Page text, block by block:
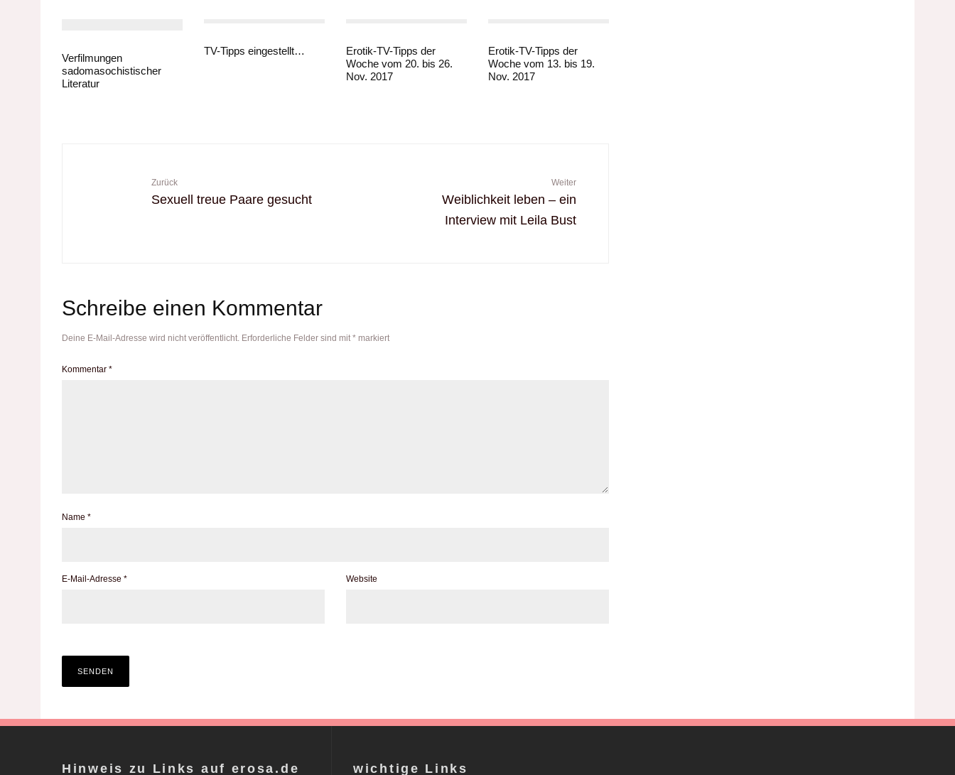
Verfilmungen
sadomasochistischer
Literatur
TV-Tipps eingestellt…
Erotik-TV-Tipps der
Woche vom 20. bis 26.
Nov. 2017
Erotik-TV-Tipps der
Woche vom 13. bis 19.
Nov. 2017
Zurück
Sexuell treue Paare gesucht
Weiter
Weiblichkeit leben – ein
Interview mit Leila Bust
Schreibe einen Kommentar
Deine E-Mail-Adresse wird nicht veröffentlicht. Erforderliche Felder sind mit* markiert
Kommentar *
Name *
E-Mail-Adresse * Website
Hinweis zu Links auf erosa.de wichtige Links